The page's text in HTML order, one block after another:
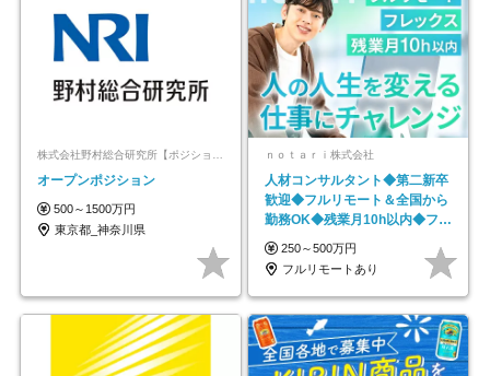
オープンポジション
500～1500万円
東京都_神奈川県
ｎｏｔａｒｉ株式会社
人材コンサルタント◆第二新卒
歓迎◆フルリモート＆全国から
勤務OK◆残業月10h以内◆フレ
ックス制
250～500万円
フルリモートあり